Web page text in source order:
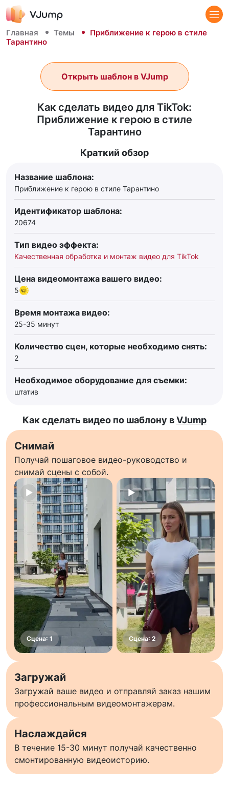
Главная Темы
Приближение к герою в стиле
Тарантино
Как сделать видео для TikTok:
Приближение к герою в стиле
Тарантино
Открыть шаблон в VJump
Краткий обзор
Название шаблона:
Приближение к герою в стиле Тарантино
Идентификатор шаблона:
20674
Тип видео эффекта:
Качественная обработка и монтаж видео для TikTok
Цена видеомонтажа вашего видео:
5
Время монтажа видео:
25-35 минут
Количество сцен, которые необходимо снять:
2
Необходимое оборудование для съемки:
штатив
Как сделать видео по шаблону вVJump
Снимай
Получай пошаговое видео-руководство и
снимай сцены с собой.
Загружай
Загружай ваше видео и отправляй заказ нашим
профессиональным видеомонтажерам.
Наслаждайся
В течение 15-30 минут получай качественно
смонтированную видеоисторию.